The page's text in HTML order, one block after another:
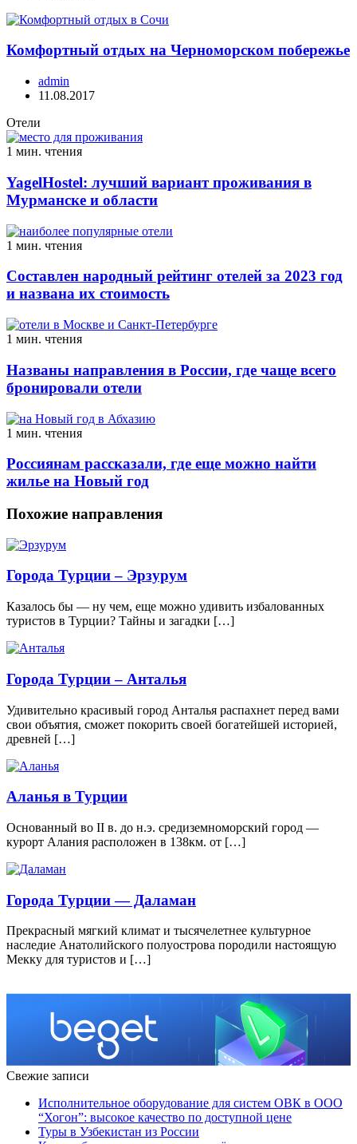
Комфортный отдых на Черноморском побережье
admin
11.08.2017
Отели
1 мин. чтения
YagelHostel: лучший вариант проживания в
Мурманске и области
1 мин. чтения
Составлен народный рейтинг отелей за 2023 год
и названа их стоимость
1 мин. чтения
Названы направления в России, где чаще всего
бронировали отели
1 мин. чтения
Россиянам рассказали, где еще можно найти
жилье на Новый год
Похожие направления
Города Турции – Эрзурум
Казалось бы — ну чем, еще можно удивить избалованных
туристов в Турции? Тайны и загадки […]
Города Турции – Анталья
Удивительно красивый город Анталья распахнет перед вами
свои объятия, сможет покорить своей богатейшей историей,
древней […]
Аланья в Турции
Основанный во II в. до н.э. средиземноморский город —
курорт Алания расположен в 138км. от […]
Города Турции — Даламан
Прекрасный мягкий климат и тысячелетнее культурное
наследие Анатолийского полуострова породили настоящую
Мекку для туристов и […]
Свежие записи
Исполнительное оборудование для систем ОВК в ООО
“Хогон”: высокое качество по доступной цене
Туры в Узбекистан из России